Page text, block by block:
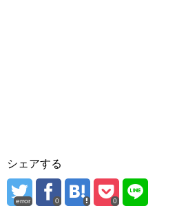
シェアする
error 0 0